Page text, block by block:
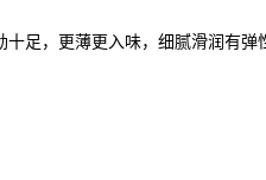
足，更薄更入味，细腻滑润有弹